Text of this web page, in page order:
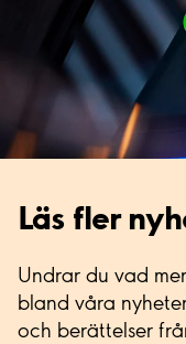
Läs fler
Undrar du vad
bland våra
och berättelser